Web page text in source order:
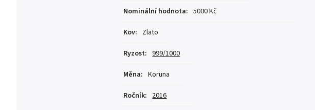
Nominální hodnota: 5000 Kč
Kov: Zlato
Ryzost: 999/1000
Měna: Koruna
Ročník: 2016